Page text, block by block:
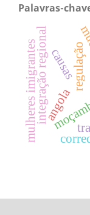
Palavras-
integração regional
mulheres imigrantesangola
regulação
causas